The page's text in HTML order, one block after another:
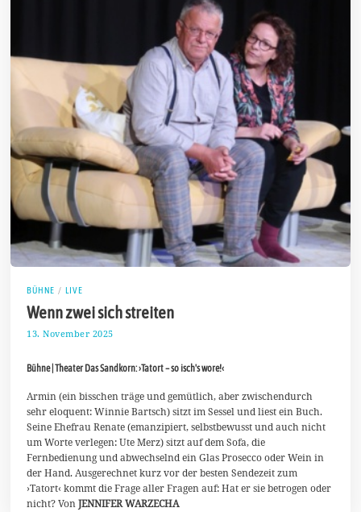
BÜHNE / LIVE
Wenn zwei sich streiten
13. November 2025
N
v
m
b
e
r
2
0
2
5
Bühne | Theater Das Sandkorn: ›Tatort – so isch's wore!‹
Armin (ein bisschen träge und gemütlich, aber zwischendurch
sehr eloquent: Winnie Bartsch) sitzt im Sessel und liest ein Buch.
Seine Ehefrau Renate (emanzipiert, selbstbewusst und auch nicht
um Worte verlegen: Ute Merz) sitzt auf dem Sofa, die
Fernbedienung und abwechselnd ein Glas Prosecco oder Wein in
der Hand. Ausgerechnet kurz vor der besten Sendezeit zum
›Tatort‹ kommt die Frage aller Fragen auf: Hat er sie betrogen oder
nicht? VonJENNIFER WARZECHA